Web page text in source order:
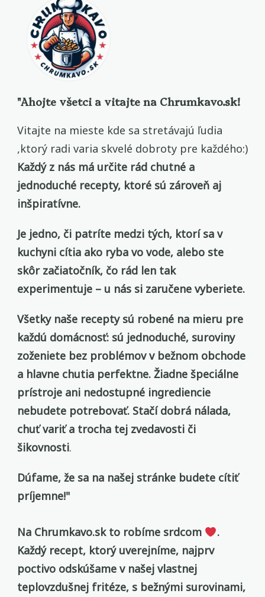
"Ahojte všetci a vitajte na Chrumkavo.sk!
Vitajte na mieste kde sa stretávajú ľudia
,ktorý radi varia skvelé dobroty pre každého:)
Každý z nás má určite rád chutné a
jednoduché recepty, ktoré sú zároveň aj
inšpiratívne.
Je jedno, či patríte medzi tých, ktorí sa v
kuchyni cítia ako ryba vo vode, alebo ste
skôr začiatočník, čo rád len tak
experimentuje – u nás si zaručene vyberiete.
Všetky naše recepty sú robené na mieru pre
každú domácnosť: sú jednoduché, suroviny
zoženiete bez problémov v bežnom obchode
a hlavne chutia perfektne. Žiadne špeciálne
prístroje ani nedostupné ingrediencie
nebudete potrebovať. Stačí dobrá nálada,
chuť variť a trocha tej zvedavosti či
šikovnosti.
Dúfame, že sa na našej stránke budete cítiť
príjemne!"
Na Chrumkavo.sk to robíme srdcom
.
Každý recept, ktorý uverejníme, najprv
poctivo odskúšame v našej vlastnej
teplovzdušnej fritéze, s bežnými surovinami,